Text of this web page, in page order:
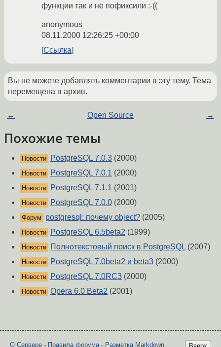
функции так и не пофиксили :-((
anonymous
08.11.2000 12:26:25 +00:00
Ссылка
Вы не можете добавлять комментарии в эту тему. Тема
перемещена в архив.
← Open Source →
Похожие темы
Новости PostgreSQL 7.0.3 (2000)
Новости PostgreSQL 7.0.1 (2000)
Новости PostgreSQL 7.1.1 (2001)
Новости PostgreSQL 7.0.0 (2000)
Форум postgresql: почему object? (2005)
Новости PostgreSQL 6.5beta2 (1999)
Новости Полнотекстовый поиск в PostgreSQL (2007)
Новости PostgreSQL 7.0beta2 и beta3 (2000)
Новости PostgreSQL 7.0RC3 (2000)
Новости Opera 6.0 Beta2 (2001)
О Сервере - Правила форума- Разметка Markdown